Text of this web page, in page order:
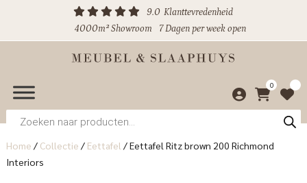
9.0 Klanttevredenheid
4000m² Showroom
7 Dagen per week open
0
Producten
zoeken
Home / Collectie / Eettafel /Eettafel Ritz brown 200 Richmond
Interiors